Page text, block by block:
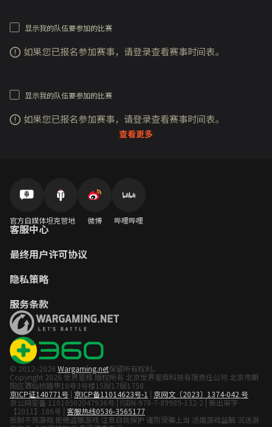
显示我的队伍要参加的比赛
如果您已报名参加赛事，请登录查看赛事时间表。
显示我的队伍要参加的比赛
如果您已报名参加赛事，请登录查看赛事时间表。
查看更多
官方自媒体坦克营地 微博 哔哩哔哩
客服中心
最终用户许可协议
隐私策略
服务条款
© 2012–2026 Wargaming.net保留所有权利。
Copyright 2026 世界星辉 版权所有 北京世界星辉科技有限责任公司 北京市朝
阳区酒仙桥路甲10号3号楼15层17层1758
京ICP证140771号 | 京ICP备11014623号-1 | 京网文〔2023〕1374-042 号
京公网安备 11010502047936号 | ISBN-978-7-89989-132-2 | 新出审字
【2011】186号 | 客服热线0536-3565177
抵制不良游戏 拒绝盗版游戏 注意自我保护 谨防受骗上当 适度游戏益脑 沉迷游